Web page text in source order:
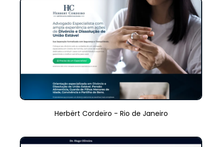
Herbërt Cordeïro - Rio de Janeiro